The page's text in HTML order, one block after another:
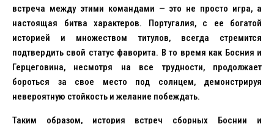
встреча между этими командами — это не просто игра, а
настоящая битва характеров. Португалия, с ее богатой
историей и множеством титулов, всегда стремится
подтвердить свой статус фаворита. В то время как Босния и
Герцеговина, несмотря на все трудности, продолжает
бороться за свое место под солнцем, демонстрируя
невероятную стойкость и желание побеждать.
Таким образом, история встреч сборных Боснии и